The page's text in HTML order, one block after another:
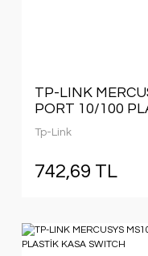
TP-LINK
PORT 10/100
SWITCH
Tp-Link
742,69 TL